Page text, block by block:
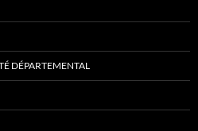
DÉPARTEMENTAL